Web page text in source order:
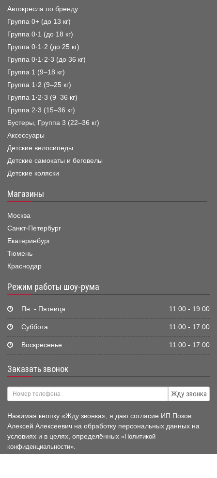
Автокресла по бренду
Группа 0+ (до 13 кг)
Группа 0·1 (до 18 кг)
Группа 0·1·2 (до 25 кг)
Группа 0·1·2·3 (до 36 кг)
Группа 1 (9–18 кг)
Группа 1·2 (9–25 кг)
Группа 1·2·3 (9–36 кг)
Группа 2·3 (15–36 кг)
Бустеры, Группа 3 (22–36 кг)
Аксессуары
Детские велосипеды
Детские самокаты и беговелы
Детские коляски
Магазины
Москва
Санкт-Петербург
Екатеринбург
Тюмень
Краснодар
Режим работы шоу-рума
Пн. - Пятница : 11:00 - 19:00
Суббота : 11:00 - 17:00
Воскресенье : 11:00 - 17:00
Заказать звонок
Жду звонка
Нажимая кнопку «Жду звонка», я даю согласие ИП Позов
Алексей Алексеевич на обработку персональных данных на
условиях и в целях, определённых «Политикой
конфиденциальности».